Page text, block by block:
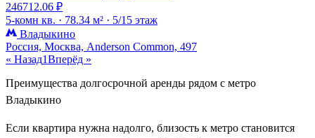
246712.06 ₽
5-комн кв. · 78.34 м² · 5/15 этаж
Владыкино
Россия, Москва, Anderson Common, 497
« Назад1Вперёд »
Преимущества долгосрочной аренды рядом с метро
Владыкино
Если квартира нужна надолго, близость к метро становится